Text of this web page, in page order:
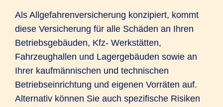
Als Allgefahrenversicherung konzipiert, kommt
diese Versicherung für alle Schäden an Ihren
Betriebsgebäuden, Kfz- Werkstätten,
Fahrzeughallen und Lagergebäuden sowie an
Ihrer kaufmännischen und technischen
Betriebseinrichtung und eigenen Vorräten auf.
Alternativ können Sie auch spezifische Risiken